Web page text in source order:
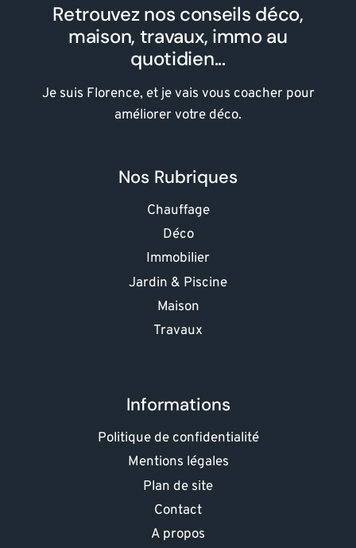
Retrouvez nos conseils déco,
maison, travaux, immo au
quotidien...
Je suis Florence, et je vais vous coacher pour
améliorer votre déco.
Nos Rubriques
Chauffage
Déco
Immobilier
Jardin & Piscine
Maison
Travaux
Informations
Politique de confidentialité
Mentions légales
Plan de site
Contact
A propos